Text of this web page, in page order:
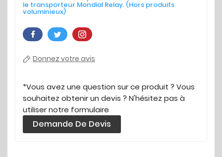
le transporteur Mondial Relay. (Hors produits
voluminieux)
Donnez votre avis
*Vous avez une question sur ce produit ? Vous
souhaitez obtenir un devis ? N'hésitez pas à
utiliser notre formulaire
Demande De Devis